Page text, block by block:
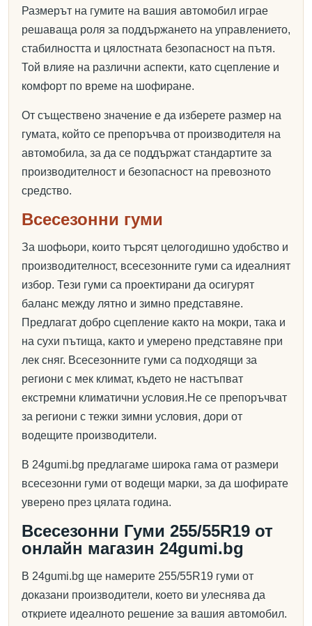
Размерът на гумите на вашия автомобил играе
решаваща роля за поддържането на управлението,
стабилността и цялостната безопасност на пътя.
Той влияе на различни аспекти, като сцепление и
комфорт по време на шофиране.
От съществено значение е да изберете размер на
гумата, който се препоръчва от производителя на
автомобила, за да се поддържат стандартите за
производителност и безопасност на превозното
средство.
Всесезонни гуми
За шофьори, които търсят целогодишно удобство и
производителност, всесезонните гуми са идеалният
избор. Тези гуми са проектирани да осигурят
баланс между лятно и зимно представяне.
Предлагат добро сцепление както на мокри, така и
на сухи пътища, както и умерено представяне при
лек сняг. Всесезонните гуми са подходящи за
региони с мек климат, където не настъпват
екстремни климатични условия.Не се препоръчват
за региони с тежки зимни условия, дори от
водещите производители.
В 24gumi.bg предлагаме широка гама от размери
всесезонни гуми от водещи марки, за да шофирате
уверено през цялата година.
Всесезонни Гуми 255/55R19 от
онлайн магазин 24gumi.bg
В 24gumi.bg ще намерите 255/55R19 гуми от
доказани производители, което ви улеснява да
откриете идеалното решение за вашия автомобил.